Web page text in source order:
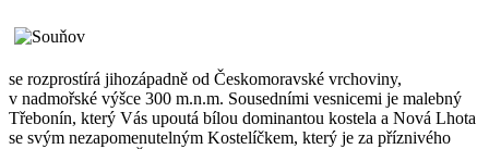
se rozprostírá jihozápadně od Českomoravské vrchoviny,
v nadmořské výšce 300 m.n.m. Sousedními vesnicemi je malebný
Třebonín, který Vás upoutá bílou dominantou kostela a Nová Lhota
se svým nezapomenutelným Kostelíčkem, který je za příznivého